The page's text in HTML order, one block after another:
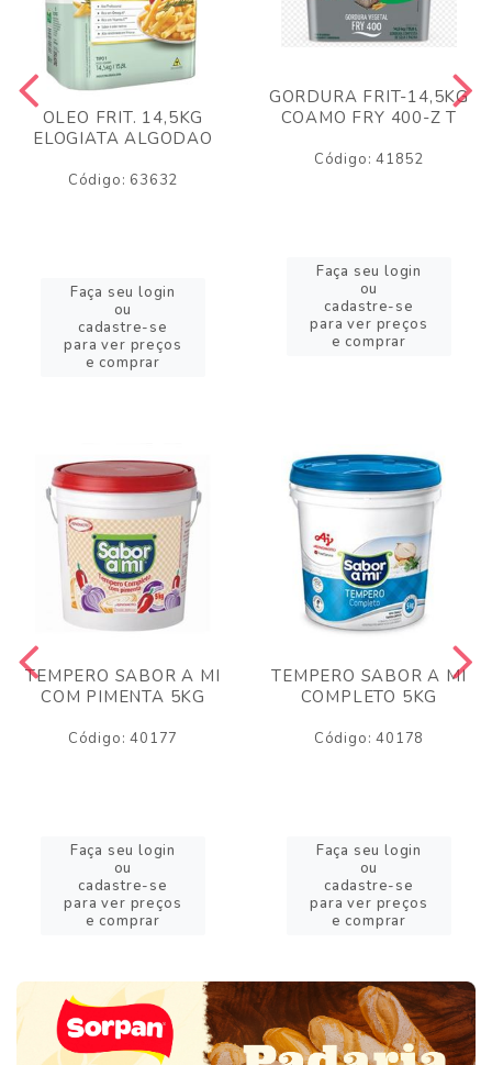
OLEO FRIT. 14,5KG
ELOGIATA ALGODAO
Código: 63632
Faça seu login
ou
cadastre-se
para ver preços
e comprar
GORDURA FRIT-14,5KG
COAMO FRY 400-Z T
Código: 41852
Faça seu login
ou
cadastre-se
para ver preços
e comprar
TEMPERO SABOR A MI
COM PIMENTA 5KG
Código: 40177
Faça seu login
ou
cadastre-se
para ver preços
e comprar
TEMPERO SABOR A MI
COMPLETO 5KG
Código: 40178
Faça seu login
ou
cadastre-se
para ver preços
e comprar